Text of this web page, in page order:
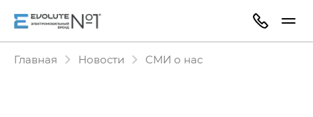
Главная Новости СМИ о нас